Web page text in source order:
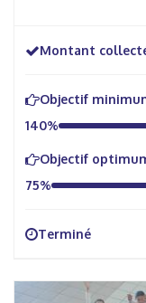
Montant
Objectif
140%
Objectif
75%
Terminé